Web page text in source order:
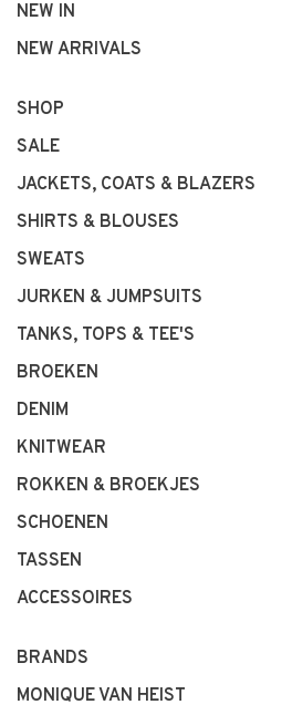
NEW IN
NEW ARRIVALS
SHOP
SALE
JACKETS, COATS & BLAZERS
SHIRTS & BLOUSES
SWEATS
JURKEN & JUMPSUITS
TANKS, TOPS & TEE'S
BROEKEN
DENIM
KNITWEAR
ROKKEN & BROEKJES
SCHOENEN
TASSEN
ACCESSOIRES
BRANDS
MONIQUE VAN HEIST